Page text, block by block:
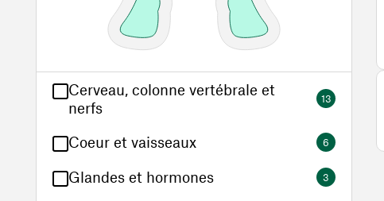
Cerveau, colonne vertébrale et
nerfs
13
Coeur et vaisseaux 6
Glandes et hormones 3